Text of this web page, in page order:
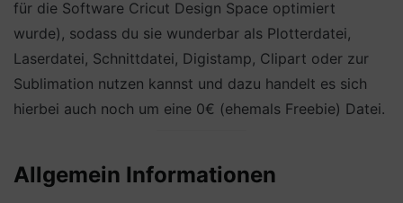
für die Software Cricut Design Space optimiert
wurde), sodass du sie wunderbar als Plotterdatei,
Laserdatei, Schnittdatei, Digistamp, Clipart oder zur
Sublimation nutzen kannst und dazu handelt es sich
hierbei auch noch um eine 0€ (ehemals Freebie) Datei.
Allgemein Informationen